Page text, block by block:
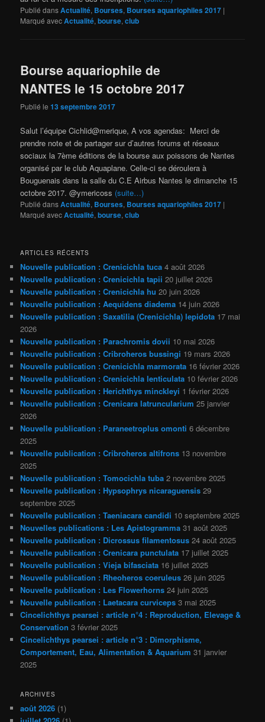
Publié dansActualité, Bourses, Bourses aquariophiles 2017 |
Marqué avecActualité,bourse,club
Bourse aquariophile de
NANTES le 15 octobre 2017
Publié le13 septembre 2017
Salut l’équipe Cichlid@merique, A vos agendas: Merci de
prendre note et de partager sur d’autres forums et réseaux
sociaux la 7ème éditions de la bourse aux poissons de Nantes
organisé par le club Aquaplane. Celle-ci se déroulera à
Bouguenais dans la salle du C.E Airbus Nantes le dimanche 15
octobre 2017. @ymericoss (suite…)
Publié dansActualité, Bourses, Bourses aquariophiles 2017 |
Marqué avecActualité,bourse,club
ARTICLES RÉCENTS
Nouvelle publication : Crenicichla tuca 4 août 2026
Nouvelle publication : Crenicichla tapii 20 juillet 2026
Nouvelle publication : Crenicichla hu 20 juin 2026
Nouvelle publication : Aequidens diadema 14 juin 2026
Nouvelle publication : Saxatilia (Crenicichla) lepidota 17 mai
2026
Nouvelle publication : Parachromis dovii 10 mai 2026
Nouvelle publication : Cribroheros bussingi 19 mars 2026
Nouvelle publication : Crenicichla marmorata 16 février 2026
Nouvelle publication : Crenicichla lenticulata 10 février 2026
Nouvelle publication : Herichthys minckleyi 1 février 2026
Nouvelle publication : Crenicara latruncularium 25 janvier
2026
Nouvelle publication : Paraneetroplus omonti 6 décembre
2025
Nouvelle publication : Cribroheros altifrons 13 novembre
2025
Nouvelle publication : Tomocichla tuba 2 novembre 2025
Nouvelle publication : Hypsophrys nicaraguensis 29
septembre 2025
Nouvelle publication : Taeniacara candidi 10 septembre 2025
Nouvelles publications : Les Apistogramma 31 août 2025
Nouvelle publication : Dicrossus filamentosus 24 août 2025
Nouvelle publication : Crenicara punctulata 17 juillet 2025
Nouvelle publication : Vieja bifasciata 16 juillet 2025
Nouvelle publication : Rheoheros coeruleus 26 juin 2025
Nouvelle publication : Les Flowerhorns 24 juin 2025
Nouvelle publication : Laetacara curviceps 3 mai 2025
Cincelichthys pearsei : article n°4 : Reproduction, Elevage &
Conservation 3 février 2025
Cincelichthys pearsei : article n°3 : Dimorphisme,
Comportement, Eau, Alimentation & Aquarium 31 janvier
2025
ARCHIVES
août 2026 (1)